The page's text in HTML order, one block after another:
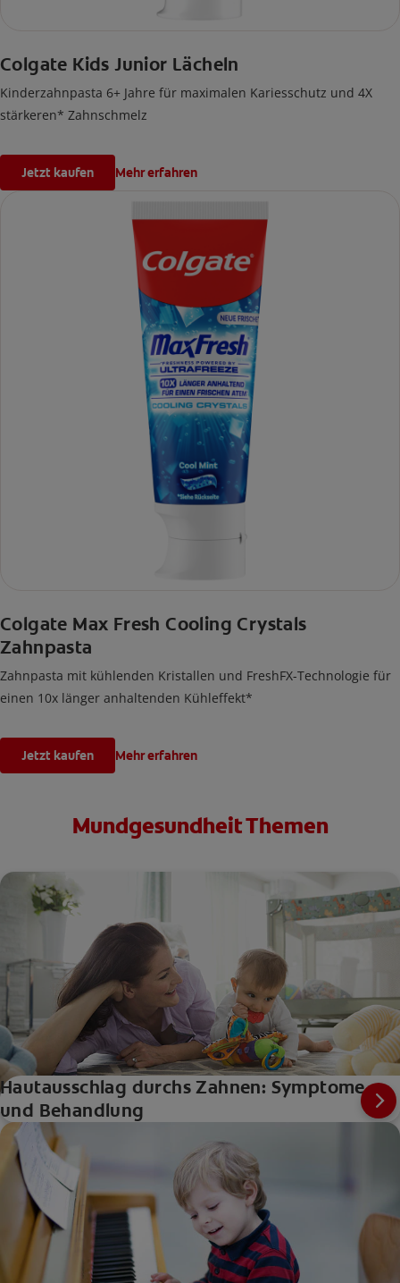
Colgate Kids Junior Lächeln
Kinderzahnpasta 6+ Jahre für maximalen Kariesschutz und 4X
stärkeren* Zahnschmelz
Jetzt kaufen Mehr erfahren
Colgate Max Fresh Cooling Crystals
Zahnpasta
Zahnpasta mit kühlenden Kristallen und FreshFX-Technologie für
einen 10x länger anhaltenden Kühleffekt*
Jetzt kaufen Mehr erfahren
Mundgesundheit Themen
Hautausschlag durchs Zahnen: Symptome
und Behandlung